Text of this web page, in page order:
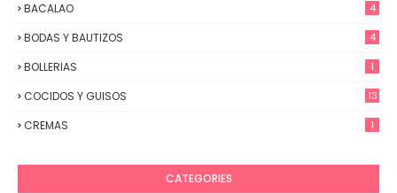
BACALAO 4
BODAS Y BAUTIZOS 4
BOLLERIAS 1
COCIDOS Y GUISOS 13
CREMAS 1
CATEGORIES